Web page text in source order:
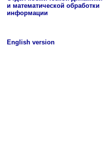
и математической обработки
информации
English version